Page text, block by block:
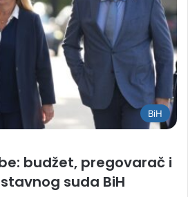
BiH
budžet, pregovarač i
suda BiH